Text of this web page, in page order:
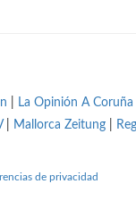
La Opinión A Coruña
| Mallorca Zeitung
de privacidad